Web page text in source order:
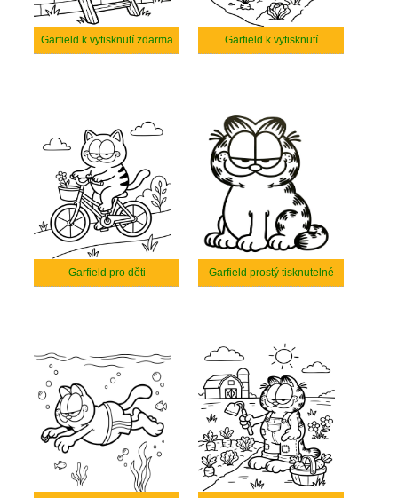
Garfield k vytisknutí zdarma Garfield k vytisknutí
Garfield pro děti Garfield prostý tisknutelné